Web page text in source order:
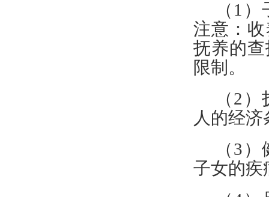
（ 1）
注意：
抚养的
限制。
（2）
人的经
（3）
子女的疾